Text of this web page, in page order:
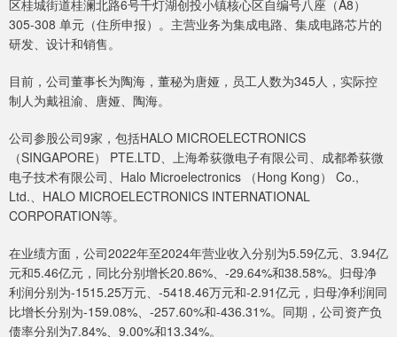
区桂城街道桂澜北路6号千灯湖创投小镇核心区自编号八座（A8）
305-308 单元（住所申报）。主营业务为集成电路、集成电路芯片的
研发、设计和销售。
目前，公司董事长为陶海，董秘为唐娅，员工人数为345人，实际控
制人为戴祖渝、唐娅、陶海。
公司参股公司9家，包括HALO MICROELECTRONICS
（SINGAPORE） PTE.LTD、上海希荻微电子有限公司、成都希荻微
电子技术有限公司、Halo Microelectronics （Hong Kong） Co.,
Ltd.、HALO MICROELECTRONICS INTERNATIONAL
CORPORATION等。
在业绩方面，公司2022年至2024年营业收入分别为5.59亿元、3.94亿
元和5.46亿元，同比分别增长20.86%、-29.64%和38.58%。归母净
利润分别为-1515.25万元、-5418.46万元和-2.91亿元，归母净利润同
比增长分别为-159.08%、-257.60%和-436.31%。同期，公司资产负
债率分别为7.84%、9.00%和13.34%。